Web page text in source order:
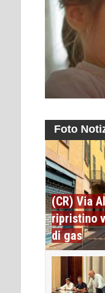
Foto
(CR) Via
ripristino
di gas